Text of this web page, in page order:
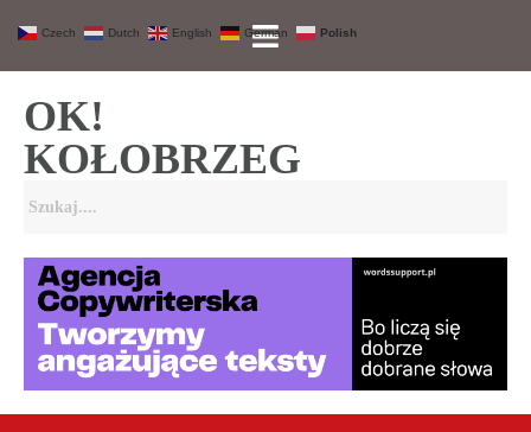
OK!
KOŁOBRZEG
Czech Dutch English German Polish